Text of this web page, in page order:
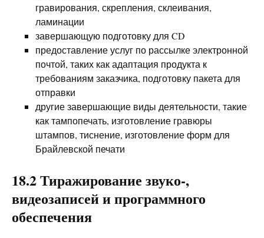
гравирования, скрепления, склеивания,
ламинации
завершающую подготовку для CD
предоставление услуг по рассылке электронной
почтой, таких как адаптация продукта к
требованиям заказчика, подготовку пакета для
отправки
другие завершающие виды деятельности, такие
как тампопечать, изготовление гравюры
штампов, тиснение, изготовление форм для
Брайлевской печати
18.2 Тиражирование звуко-,
видеозаписей и программного
обеспечения